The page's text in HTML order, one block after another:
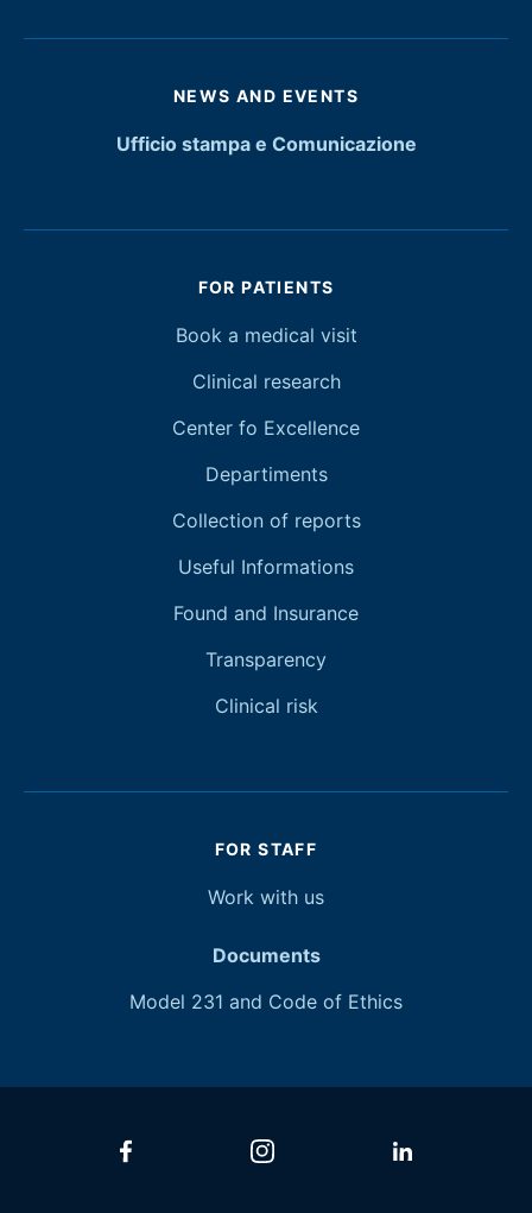
NEWS AND EVENTS
Ufficio stampa e Comunicazione
FOR PATIENTS
Book a medical visit
Clinical research
Center fo Excellence
Departiments
Collection of reports
Useful Informations
Found and Insurance
Transparency
Clinical risk
FOR STAFF
Work with us
Documents
Model 231 and Code of Ethics